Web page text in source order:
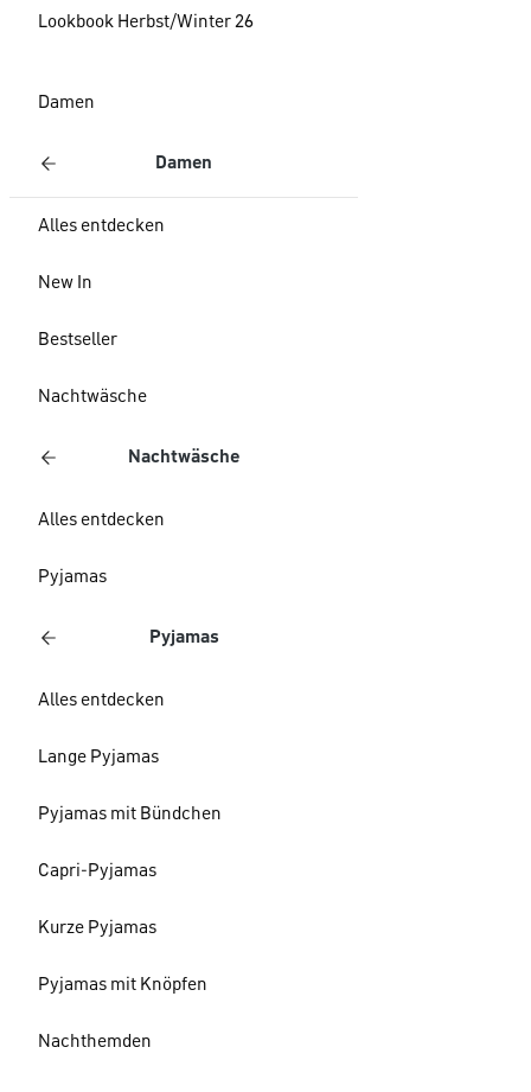
Lookbook Herbst/Winter 26
Damen
Damen
Alles entdecken
New In
Bestseller
Nachtwäsche
Nachtwäsche
Alles entdecken
Pyjamas
Pyjamas
Alles entdecken
Lange Pyjamas
Pyjamas mit Bündchen
Capri-Pyjamas
Kurze Pyjamas
Pyjamas mit Knöpfen
Nachthemden